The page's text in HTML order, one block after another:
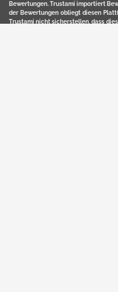
Bewertungen. Trustami importiert
der Bewertungen obliegt diesen
Trustami nicht sicherstellen, dass